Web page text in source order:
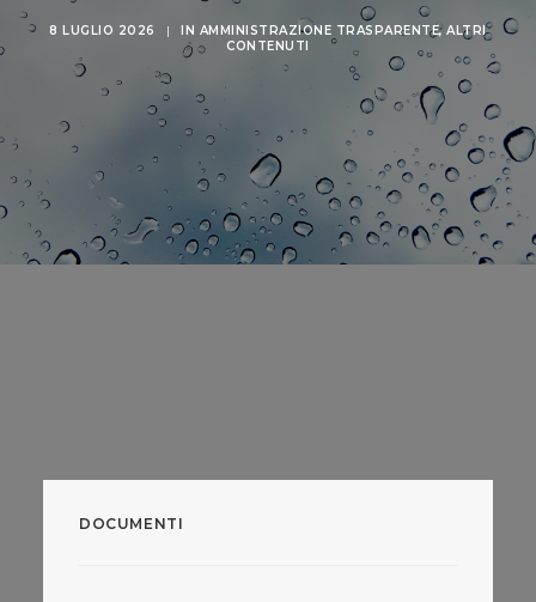
RICERCA
8 LUGLIO 2026 | IN AMMINISTRAZIONE TRASPARENTE,ALTRI
CONTENUTI
DOCUMENTI